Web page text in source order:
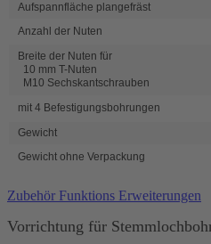
Aufspannfläche plangefräst
Anzahl der Nuten
Breite der Nuten für
10 mm T-Nuten
M10 Sechskantschrauben
mit 4 Befestigungsbohrungen
Gewicht
Gewicht ohne Verpackung
Zubehör Funktions Erweiterungen
Vorrichtung für